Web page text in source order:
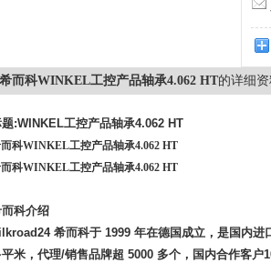
希而科WINKEL工控产品轴承4.062 HT的详细资
:WINKEL工控产品轴承4.062 HT
科WINKEL工控产品轴承4.062 HT
科WINKEL工控产品轴承4.062 HT
科介绍
希而科于 1999 年在德国成立，是国内进
米，代理/销售品牌超 5000 多个，国内合作客户